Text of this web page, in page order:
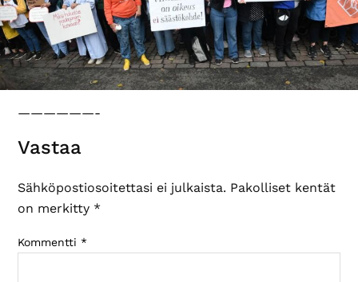
——————-
Lukijan
Vastaa
Sähköpostiosoitettasi ei julkaista. Pakolliset kentät
on merkitty *
Kommentti *